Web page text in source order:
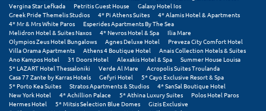
Ρέθυμνο
Ρίο
Ρόδος
Σ
Vergina Star Lefkada
Petritis Guest House
Galaxy Hotel Ios
Greek Pride Themelis Studios
4* Pi Athens Suites
4* Alamis Hotel & Apartments
4* Mr & Mrs White Paros
Esperides Apartments By The Sea
Melidron Hotel & Suites Naxos
4* Nevros Hotel & Spa
Ilia Mare
Olympios Zeus Hotel Bungalows
Agnes Deluxe Hotel
Preveza City Comfort Hotel
Villa Orama Apartments
Athens 4 Boutique Hotel
Anais Collection Hotels & Suites
Ano Kampos Hotel
31 Doors Hotel Alexakis Hotel & Spa
Summer House Louisa
5* LAZART Hotel Thessaloniki
Verde Al Mare
Acropolis Suites Troulanda
Casa 77 Zante by Karras Hotels
Gefyri Hotel
5* Cayo Exclusive Resort & Spa
5* Porto Kea Suites
Stratos Apartments & Studios
4* SanSal Boutique Hotel
New York Hotel
4* Achillion Palace 5* Athina Luxury Suites
Polos Hotel Paros
Hermes Hotel
5* Mitsis Selection Blue Domes
Gizis Exclusive